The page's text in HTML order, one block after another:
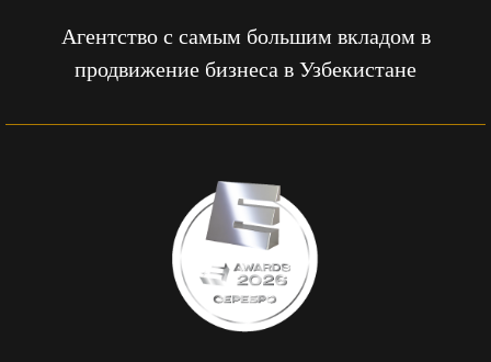
Агентство с самым большим вкладом в
продвижение бизнеса в Узбекистане